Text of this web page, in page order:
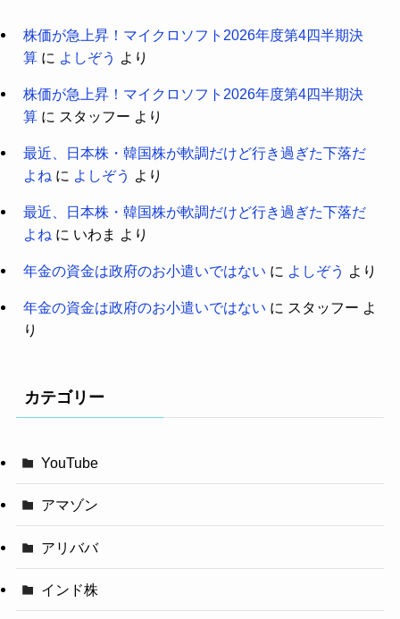
株価が急上昇！マイクロソフト2026年度第4四半期決
算に よしぞう より
株価が急上昇！マイクロソフト2026年度第4四半期決
算に スタッフー より
最近、日本株・韓国株が軟調だけど行き過ぎた下落だ
よね に よしぞう より
最近、日本株・韓国株が軟調だけど行き過ぎた下落だ
よね に いわま より
年金の資金は政府のお小遣いではない に よしぞう より
年金の資金は政府のお小遣いではない に スタッフー よ
り
カテゴリー
YouTube
アマゾン
アリババ
インド株